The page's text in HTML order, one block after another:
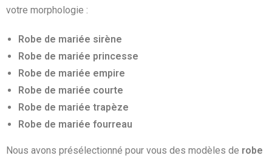
votre morphologie :
Robe de mariée sirène
Robe de mariée princesse
Robe de mariée empire
Robe de mariée courte
Robe de mariée trapèze
Robe de mariée fourreau
Nous avons présélectionné pour vous des modèles de robe